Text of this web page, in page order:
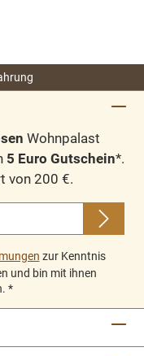
Schubladen
Nutzung
Maserung
zu transportieren
Wohnpalast
5 Euro Gutschein*.
von 200 €.
zur Kenntnis
und bin mit ihnen
*